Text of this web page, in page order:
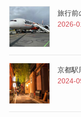
旅行前
2026-
京都駅
2024-